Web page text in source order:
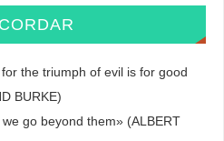
the triumph of evil is for good
BURKE)
go beyond them» (ALBERT